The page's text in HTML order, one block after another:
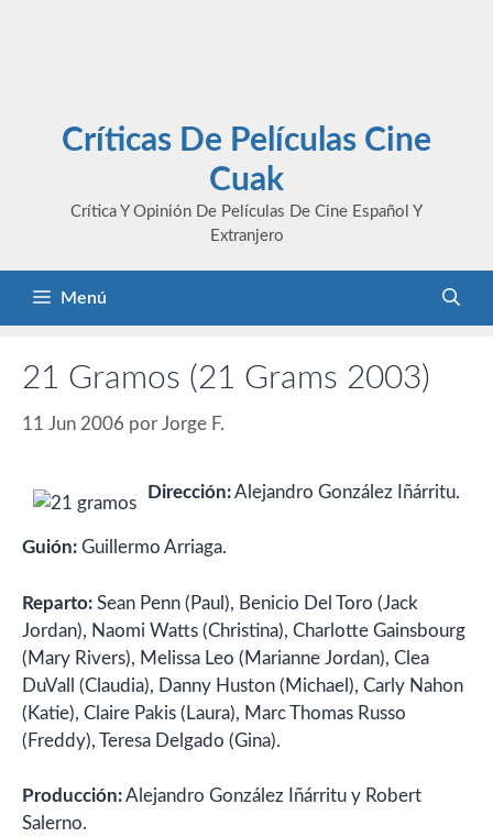
Críticas De Películas Cine
Cuak
Crítica Y Opinión De Películas De Cine Español Y
Extranjero
Menú
21 Gramos (21 Grams 2003)
11 Jun 2006 por Jorge F.
Dirección:Alejandro González Iñárritu.
Guión: Guillermo Arriaga.
Reparto: Sean Penn (Paul), Benicio Del Toro (Jack
Jordan), Naomi Watts (Christina), Charlotte Gainsbourg
(Mary Rivers), Melissa Leo (Marianne Jordan), Clea
DuVall (Claudia), Danny Huston (Michael), Carly Nahon
(Katie), Claire Pakis (Laura), Marc Thomas Russo
(Freddy), Teresa Delgado (Gina).
Producción:Alejandro González Iñárritu y Robert
Salerno.